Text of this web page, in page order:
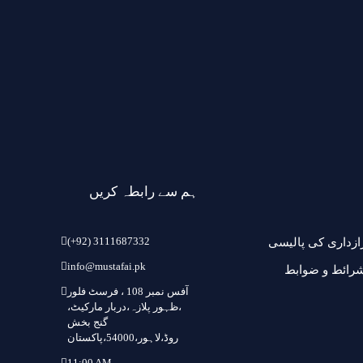
کی پالیسی
و ضوابط
ہم سے رابطہ کریں
(+92) 3111687332
info@mustafai.pk
آفس نمبر 108 ، فرسٹ فلور
،ظہور پلازہ،دربار مارکیٹ،
گنج بخش
روڈ،لاہور،54000،پاکستان